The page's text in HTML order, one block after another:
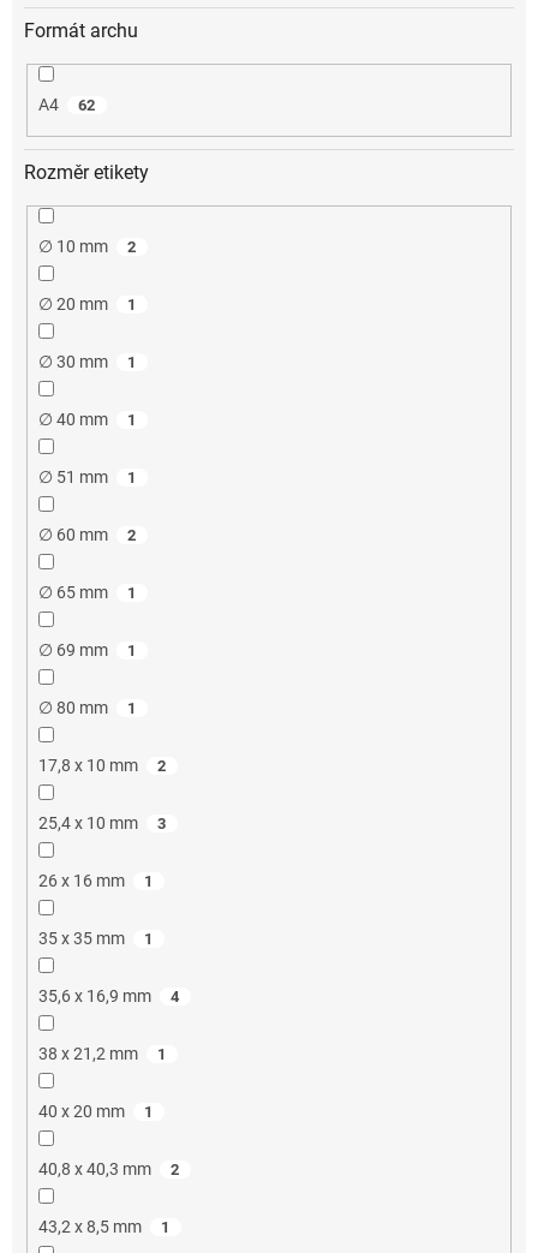
Formát archu
A4 62
Rozměr etikety
∅ 10 mm 2
∅ 20 mm 1
∅ 30 mm 1
∅ 40 mm 1
∅ 51 mm 1
∅ 60 mm 2
∅ 65 mm 1
∅ 69 mm 1
∅ 80 mm 1
17,8 x 10 mm 2
25,4 x 10 mm 3
26 x 16 mm 1
35 x 35 mm 1
35,6 x 16,9 mm 4
38 x 21,2 mm 1
40 x 20 mm 1
40,8 x 40,3 mm 2
43,2 x 8,5 mm 1